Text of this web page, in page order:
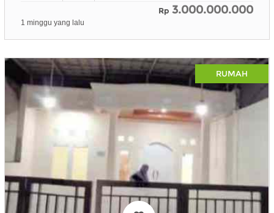
Rp 3.000.000.000
1 minggu yang lalu
RUMAH